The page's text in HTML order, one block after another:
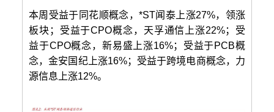
本周受益于同花顺概念，*ST闻泰上涨27%，领涨
板块；受益于CPO概念，天孚通信上涨22%；受
益于CPO概念，新易盛上涨16%；受益于PCB概
念，金安国纪上涨16%；受益于跨境电商概念，力
源信息上涨12%。